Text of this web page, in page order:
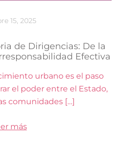
15, 2025
de Dirigencias: De la
Efectiva
urbano es el paso
el poder entre el Estado,
comunidades […]
más